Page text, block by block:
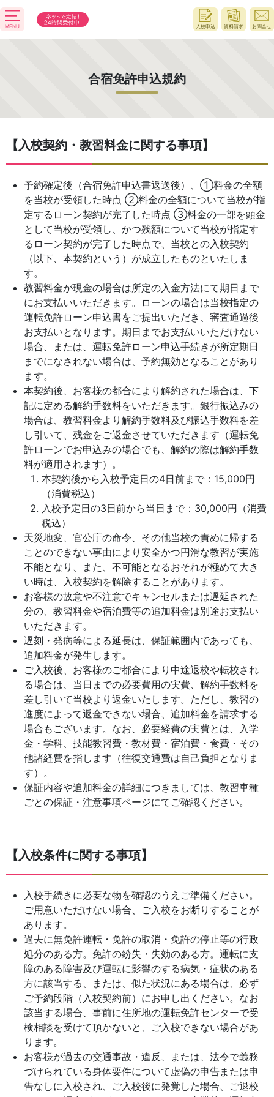
MENU 入校申込 資料請求 お問合せ
合宿免許申込規約
【入校契約・教習料金に関する事項】
予約確定後（合宿免許申込書返送後）、①料金の全額
を当校が受領した時点 ②料金の全額について当校が指
定するローン契約が完了した時点 ③料金の一部を頭金
として当校が受領し、かつ残額について当校が指定す
るローン契約が完了した時点で、当校との入校契約
（以下、本契約という）が成立したものといたしま
す。
教習料金が現金の場合は所定の入金方法にて期日まで
にお支払いいただきます。ローンの場合は当校指定の
運転免許ローン申込書をご提出いただき、審査通過後
お支払いとなります。期日までお支払いいただけない
場合、または、運転免許ローン申込手続きが所定期日
までになされない場合は、予約無効となることがあり
ます。
本契約後、お客様の都合により解約された場合は、下
記に定める解約手数料をいただきます。銀行振込みの
場合は、教習料金より解約手数料及び振込手数料を差
し引いて、残金をご返金させていただきます（運転免
許ローンでお申込みの場合でも、解約の際は解約手数
料が適用されます）。
本契約後から入校予定日の4日前まで：15,000円
（消費税込）
入校予定日の3日前から当日まで：30,000円（消費
税込）
天災地変、官公庁の命令、その他当校の責めに帰する
ことのできない事由により安全かつ円滑な教習が実施
不能となり、また、不可能となるおそれが極めて大き
い時は、入校契約を解除することがあります。
お客様の故意や不注意でキャンセルまたは遅延された
分の、教習料金や宿泊費等の追加料金は別途お支払い
いただきます。
遅刻・発病等による延長は、保証範囲内であっても、
追加料金が発生します。
ご入校後、お客様のご都合により中途退校や転校され
る場合は、当日までの必要費用の実費、解約手数料を
差し引いて当校より返金いたします。ただし、教習の
進度によって返金できない場合、追加料金を請求する
場合もございます。なお、必要経費の実費とは、入学
金・学科、技能教習費・教材費・宿泊費・食費・その
他諸経費を指します（往復交通費は自己負担となりま
す）。
保証内容や追加料金の詳細につきましては、教習車種
ごとの保証・注意事項ページにてご確認ください。
【入校条件に関する事項】
入校手続きに必要な物を確認のうえご準備ください。
ご用意いただけない場合、ご入校をお断りすることが
あります。
過去に無免許運転・免許の取消・免許の停止等の行政
処分のある方。免許の紛失・失効のある方。運転に支
障のある障害及び運転に影響のする病気・症状のある
方に該当する、または、似た状況にある場合は、必ず
ご予約段階（入校契約前）にお申し出ください。なお
該当する場合、事前に住所地の運転免許センターで受
検相談を受けて頂かないと、ご入校できない場合があ
ります。
お客様が過去の交通事故・違反、または、法令で義務
づけられている身体要件について虚偽の申告または申
告なしに入校され、ご入校後に発覚した場合、ご退校